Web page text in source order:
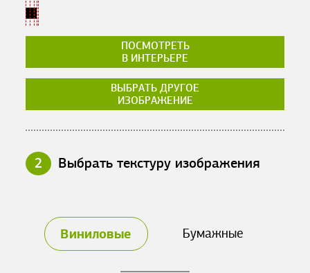
ПОСМОТРЕТЬ
В ИНТЕРЬЕРЕ
ВЫБРАТЬ ДРУГОЕ
ИЗОБРАЖЕНИЕ
2 Выбрать текстуру изображения
Виниловые Бумажные